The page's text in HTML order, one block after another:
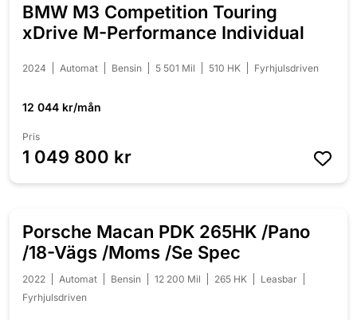
NYINKOMMEN
BMW M3 Competition Touring
xDrive M-Performance Individual
2024 Automat Bensin 5 501 Mil 510 HK Fyrhjulsdriven
12 044 kr/mån
Pris
1 049 800 kr
NYINKOMMEN
Porsche Macan PDK 265HK /Pano
/18-Vägs /Moms /Se Spec
2022 Automat Bensin 12 200 Mil 265 HK
Leasbar
Fyrhjulsdriven